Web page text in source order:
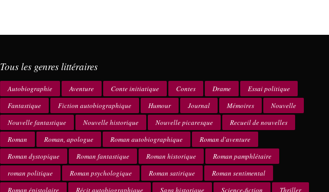
Tous les genres littéraires
Autobiographie Aventure Conte initiatique Contes Drame
Essai politique
Fantastique
Fiction autobiographique Humour Journal Mémoires
Nouvelle
Nouvelle fantastique
Nouvelle historique Nouvelle picaresque
Recueil de nouvelles
Roman
Roman, apologue Roman autobiographique
Roman d'aventure
Roman dystopique
Roman fantastique Roman historique
Roman pamphlétaire
roman politique
Roman psychologique Roman satirique
Roman sentimental
Roman épistolaire
Récit autobiographique Saga historique Science-fiction Thriller